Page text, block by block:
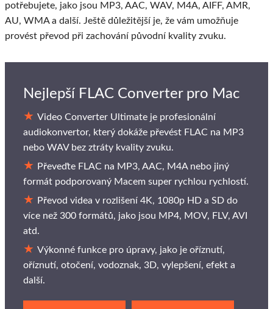
potřebujete, jako jsou MP3, AAC, WAV, M4A, AIFF, AMR,
AU, WMA a další. Ještě důležitější je, že vám umožňuje
provést převod při zachování původní kvality zvuku.
Nejlepší FLAC Converter pro Mac
Video Converter Ultimate je profesionální
audiokonvertor, který dokáže převést FLAC na MP3
nebo WAV bez ztráty kvality zvuku.
Převeďte FLAC na MP3, AAC, M4A nebo jiný
formát podporovaný Macem super rychlou rychlostí.
Převod videa v rozlišení 4K, 1080p HD a SD do
více než 300 formátů, jako jsou MP4, MOV, FLV, AVI
atd.
Výkonné funkce pro úpravy, jako je oříznutí,
oříznutí, otočení, vodoznak, 3D, vylepšení, efekt a
další.